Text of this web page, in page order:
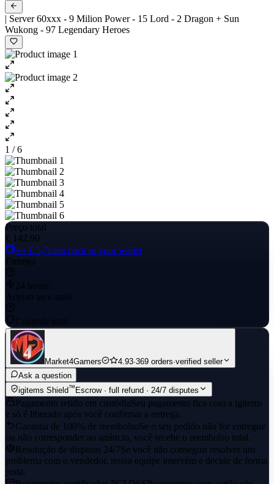
| Server 60xxx - 9 Milion Power - 15 Lord - 2 Dragon + Sun
Wukong - 97 Legendary Heroes
1 / 6
Preço total
€ 142,90
+≈ € 5,7cash back to your wallet
Entrega
24 hours
Acesso ao e-mail
Controle total
Market4Gamers 4.93·369 orders·verified seller
Ask a question
igitems Shield™Escrow · full refund · 24/7 disputes
Pagamento retido em custódiaSeu pagamento fica com a igitems
e só é liberado após você confirmar a entrega.
Garantia de 100% de reembolsoSe o seu pedido não for entregue
ou não corresponder ao anúncio, você recebe o reembolso total.
Resolução de disputas 24/7Se você não conseguir resolver um
problema com o vendedor, nossa equipe intervém e decide de forma
justa.